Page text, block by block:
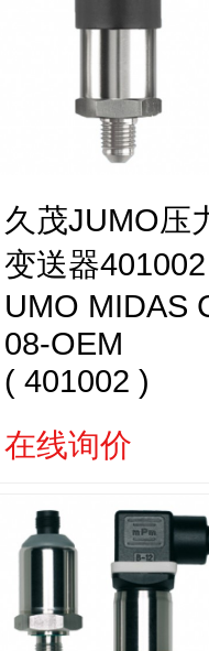
久茂JUMO压
变送器
UMO MIDAS
08-OEM
( 401002 )
在线询价